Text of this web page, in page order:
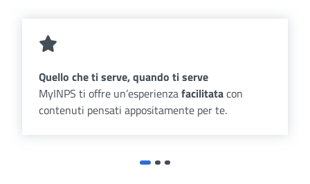
Quello che ti serve, quando ti serve
MyINPS ti offre un’esperienzafacilitatacon
contenuti pensati appositamente per te.